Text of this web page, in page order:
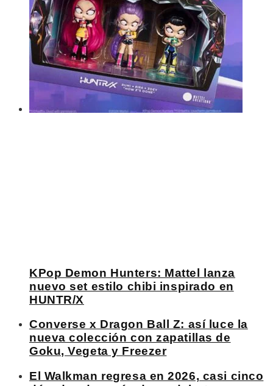
KPop Demon Hunters: Mattel lanza
nuevo set estilo chibi inspirado en
HUNTR/X
Converse x Dragon Ball Z: así luce la
nueva colección con zapatillas de
Goku, Vegeta y Freezer
El Walkman regresa en 2026, casi cinco